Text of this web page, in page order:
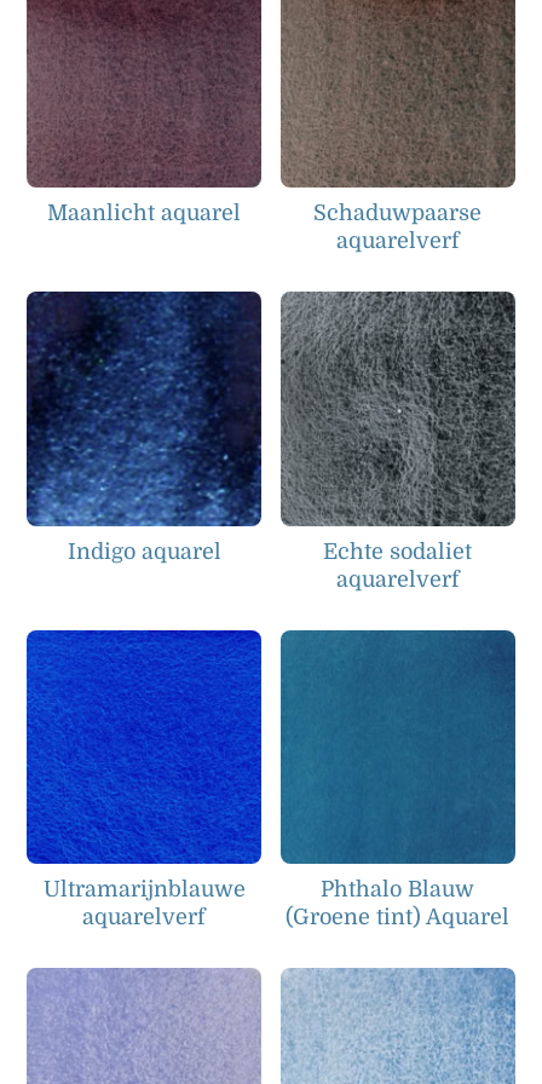
Maanlicht aquarel
Schaduwpaarse
aquarelverf
Indigo aquarel
Echte sodaliet
aquarelverf
Ultramarijnblauwe
aquarelverf
Phthalo Blauw
(Groene tint) Aquarel